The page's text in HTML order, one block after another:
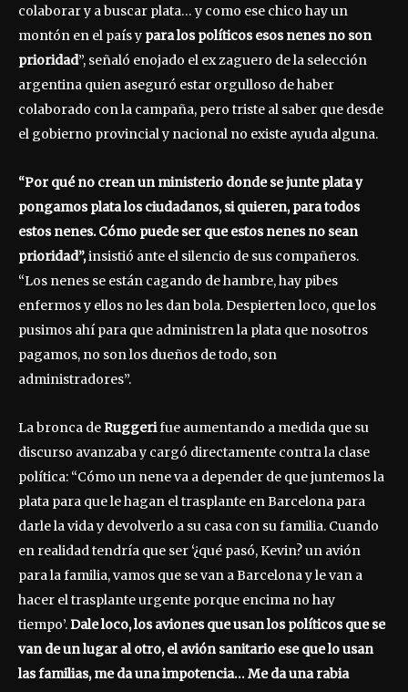
colaborar y a buscar plata… y como ese chico hay un
montón en el país y para los políticos esos nenes no son
prioridad”, señaló enojado el ex zaguero de la selección
argentina quien aseguró estar orgulloso de haber
colaborado con la campaña, pero triste al saber que desde
el gobierno provincial y nacional no existe ayuda alguna.
“Por qué no crean un ministerio donde se junte plata y
pongamos plata los ciudadanos, si quieren, para todos
estos nenes. Cómo puede ser que estos nenes no sean
prioridad”,insistió ante el silencio de sus compañeros.
“Los nenes se están cagando de hambre, hay pibes
enfermos y ellos no les dan bola. Despierten loco, que los
pusimos ahí para que administren la plata que nosotros
pagamos, no son los dueños de todo, son
administradores”.
La bronca deRuggerifue aumentando a medida que su
discurso avanzaba y cargó directamente contra la clase
política: “Cómo un nene va a depender de que juntemos la
plata para que le hagan el trasplante en Barcelona para
darle la vida y devolverlo a su casa con su familia. Cuando
en realidad tendría que ser ‘¿qué pasó, Kevin? un avión
para la familia, vamos que se van a Barcelona y le van a
hacer el trasplante urgente porque encima no hay
tiempo’.Dale loco, los aviones que usan los políticos que se
van de un lugar al otro, el avión sanitario ese que lo usan
las familias, me da una impotencia… Me da una rabia